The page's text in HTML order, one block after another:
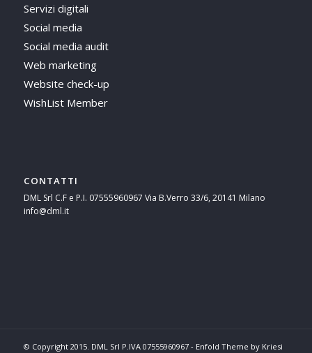
Servizi digitali
Social media
Social media audit
Web marketing
Website check-up
WishList Member
CONTATTI
DML Srl C.F e P.I. 07555960967 Via B.Verro 33/6, 20141 Milano
info@dml.it
© Copyright 2015. DML Srl P.IVA 07555960967 - Enfold Theme by Kriesi